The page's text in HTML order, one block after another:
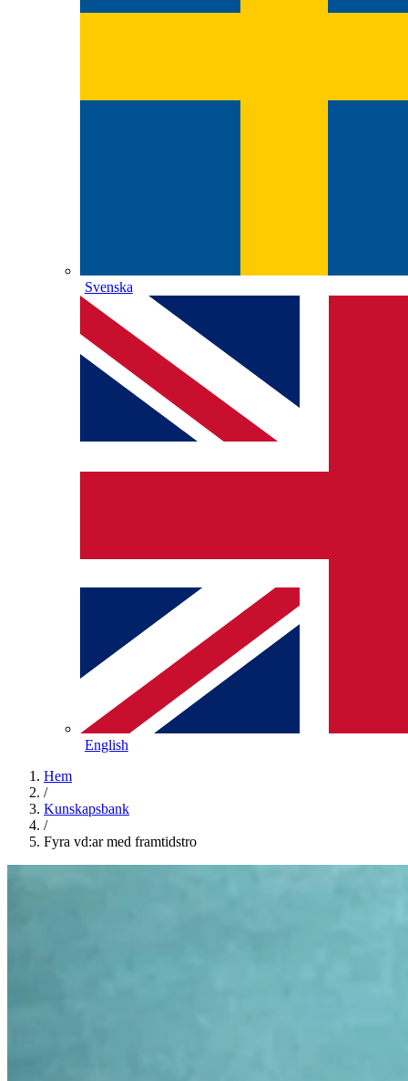
Svenska
English
Hem
/
Kunskapsbank
/
Fyra vd:ar med framtidstro